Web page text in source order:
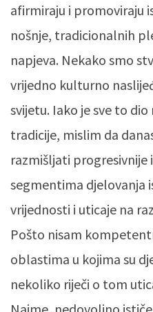
afirmiraju i promoviraju
nošnje, tradicionalnih
napjeva. Nekako smo
vrijedno kulturno
svijetu. Iako je sve to
tradicije, mislim da
razmišljati progresivnije
segmentima djelovanja
vrijednosti i uticaje na
Pošto nisam
oblastima u kojima su
nekoliko riječi o tom